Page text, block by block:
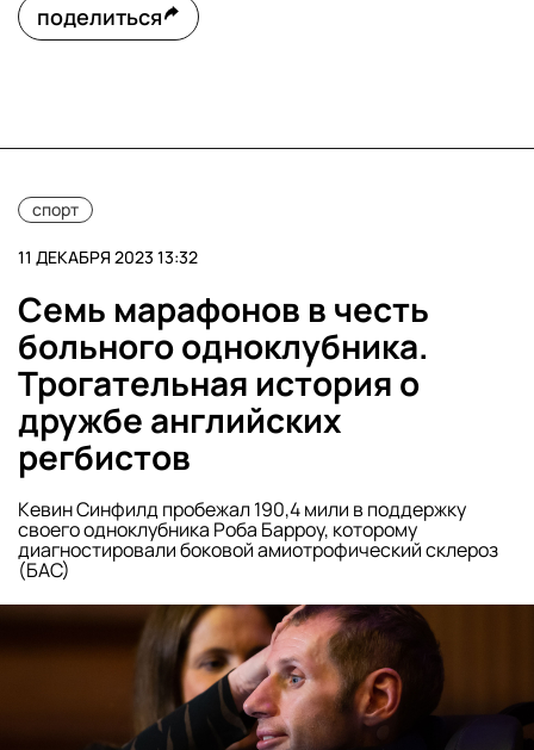
поделиться
спорт
11 ДЕКАБРЯ 2023 13:32
Семь марафонов в честь
больного одноклубника.
Трогательная история о
дружбе английских
регбистов
Кевин Синфилд пробежал 190,4 мили в поддержку
своего одноклубника Роба Барроу, которому
диагностировали боковой амиотрофический склероз
(БАС)